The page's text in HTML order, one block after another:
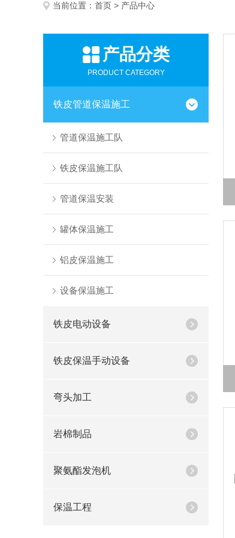
当前位置： 首页 > 产品中心
产品分类
PRODUCT CATEGORY
铁皮管道保温施工
管道保温施工队
铁皮保温施工队
管道保温安装
罐体保温施工
铝皮保温施工
设备保温施工
铁皮电动设备
铁皮保温手动设备
弯头加工
岩棉制品
聚氨酯发泡机
保温工程